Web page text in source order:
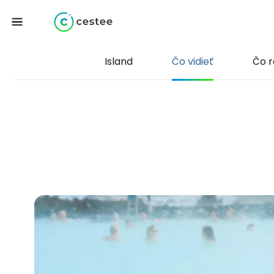
Island Čo vidieť Čo